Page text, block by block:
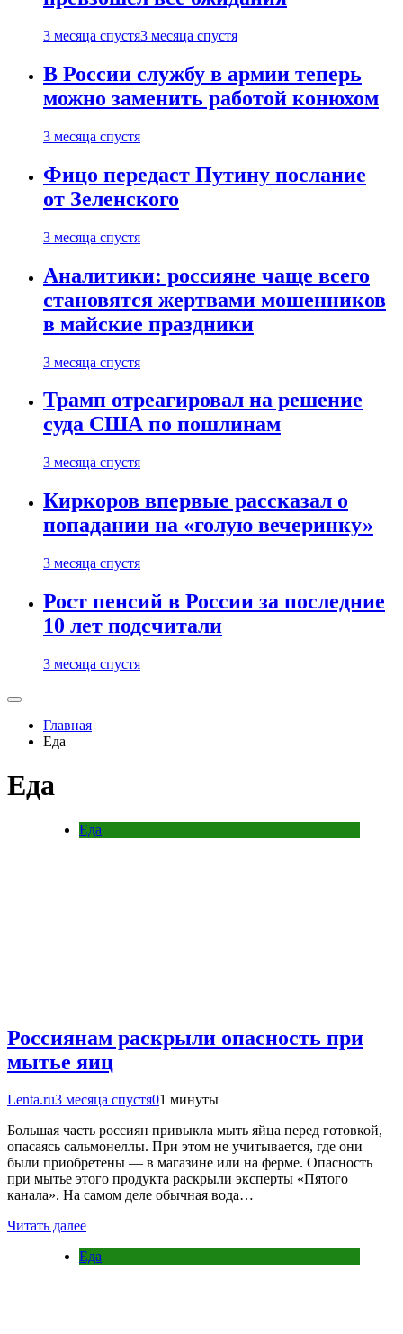
3 месяца спустя3 месяца спустя
В России службу в армии теперь
можно заменить работой конюхом
3 месяца спустя
Фицо передаст Путину послание
от Зеленского
3 месяца спустя
Аналитики: россияне чаще всего
становятся жертвами мошенников
в майские праздники
3 месяца спустя
Трамп отреагировал на решение
суда США по пошлинам
3 месяца спустя
Киркоров впервые рассказал о
попадании на «голую вечеринку»
3 месяца спустя
Рост пенсий в России за последние
10 лет подсчитали
3 месяца спустя
Главная
Еда
Еда
Еда
Россиянам раскрыли опасность при
мытье яиц
Lenta.ru3 месяца спустя01 минуты
Большая часть россиян привыкла мыть яйца перед готовкой,
опасаясь сальмонеллы. При этом не учитывается, где они
были приобретены — в магазине или на ферме. Опасность
при мытье этого продукта раскрыли эксперты «Пятого
канала». На самом деле обычная вода…
Читать далее
Еда